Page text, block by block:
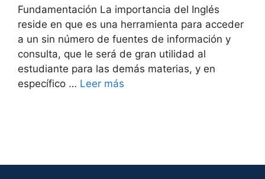
Fundamentación La importancia del Inglés
reside en que es una herramienta para acceder
a un sin número de fuentes de información y
consulta, que le será de gran utilidad al
estudiante para las demás materias, y en
específico … Leer más